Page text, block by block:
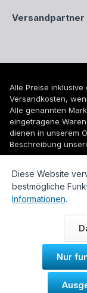
Versandpartner
Alle Preise
Versandkosten,
Alle genannten
eingetragene
dienen in unserem
Beschreibung
© 2026 WUH24.de
Sanitärtechnik GmbH
Diese Website
bestmögliche
Informationen.
Nur